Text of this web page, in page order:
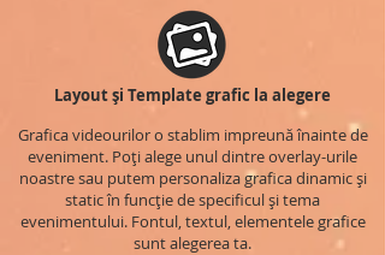
Layout și Template grafic la alegere
Grafica videourilor o stablim impreună înainte de
eveniment. Poți alege unul dintre overlay-urile
noastre sau putem personaliza grafica dinamic și
static în funcție de specificul și tema
evenimentului. Fontul, textul, elementele grafice
sunt alegerea ta.